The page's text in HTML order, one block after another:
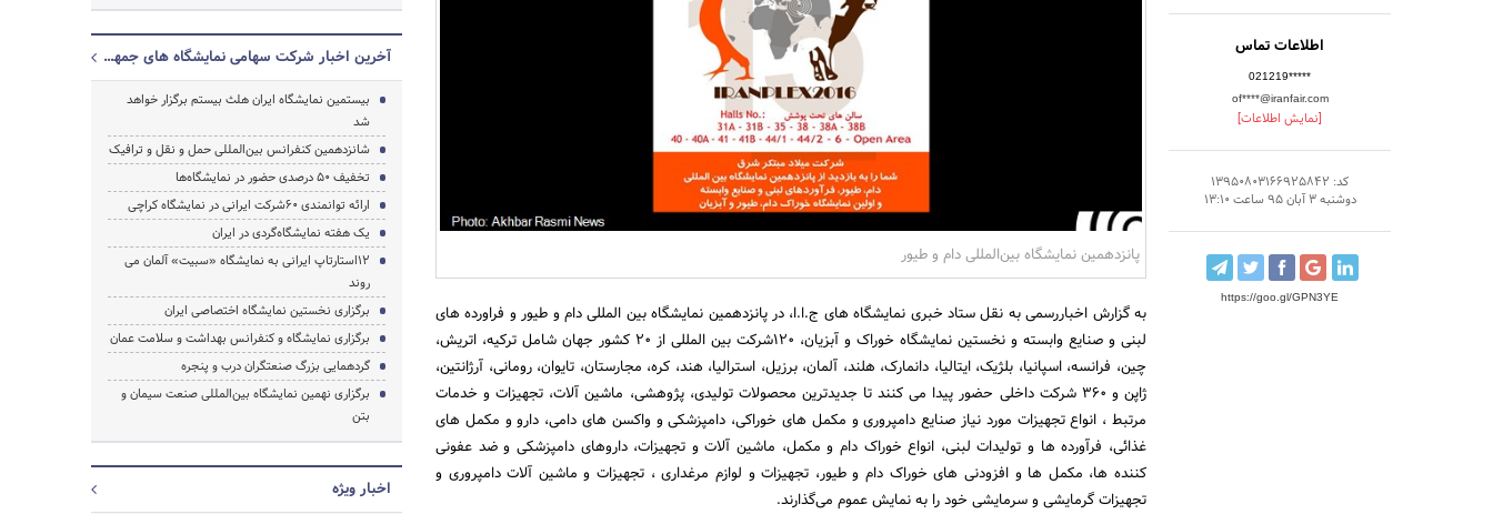
اطلاعات تماس
021219*****
of****@iranfair.com
[نمایش اطلاعات]
کد: 13950803166925842
دوشنبه 3 آبان 95 ساعت 13:10
https://goo.gl/GPN3YE
پانزدهمین نمایشگاه بین‌المللی دام و طیور
به گزارش اخباررسمی به نقل ستاد خبری نمایشگاه های ج.ا.ا، در پانزدهمین نمایشگاه بین المللی دام و طیور و فراورده های
لبنی و صنایع وابسته و نخستین نمایشگاه خوراک و آبزیان، 120شرکت بین المللی از 20 کشور جهان شامل ترکیه، اتریش،
چین، فرانسه، اسپانیا، بلژیک، ایتالیا، دانمارک، هلند، آلمان، برزیل، استرالیا، هند، کره، مجارستان، تایوان، رومانی، آرژانتین،
ژاپن و 360 شرکت داخلی حضور پیدا می کنند تا جدیدترین محصولات تولیدی، پژوهشی، ماشین آلات، تجهیزات و خدمات
مرتبط ، انواع تجهیزات مورد نیاز صنایع دامپروری و مکمل های خوراکی، دامپزشکی و واکسن های دامی، دارو و مکمل های
غذائی، فرآورده ها و تولیدات لبنی، انواع خوراک دام و مکمل، ماشین آلات و تجهیزات، داروهای دامپزشکی و ضد عفونی
کننده ها، مکمل ها و افزودنی های خوراک دام و طیور، تجهیزات و لوازم مرغداری ، تجهیزات و ماشین آلات دامپروری و
تجهیزات گرمایشی و سرمایشی خود را به نمایش عموم می‌گذارند.
آخرین اخبار شرکت سهامی نمایشگاه های جمهوری اسلامی ایران
بیستمین نمایشگاه ایران هلث بیستم برگزار خواهد
شد
شانزدهمین کنفرانس بین‌المللی حمل و نقل و ترافیک
تخفیف 50 درصدی حضور در نمایشگاه‌ها
ارائه توانمندی 60شرکت ایرانی در نمایشگاه کراچی
یک هفته نمایشگاه‌گردی در ایران
۱۲استارتاپ ایرانی به نمایشگاه «سبیت» آلمان می
روند
برگزاری نخستین نمایشگاه اختصاصی ایران
برگزاری نمایشگاه و کنفرانس بهداشت و سلامت عمان
گردهمایی بزرگ صنعتگران درب و پنجره
برگزاری نهمین نمایشگاه بین‌المللی صنعت سیمان و
بتن
اخبار ویژه